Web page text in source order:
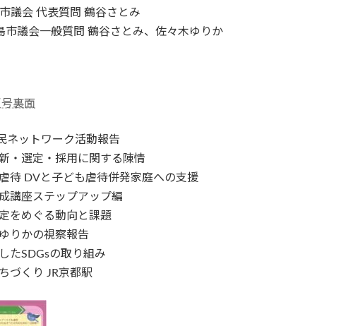
議会 代表質問 鶴谷さとみ
市議会一般質問 鶴谷さとみ、佐々木ゆりか
裏面
ネットワーク活動報告
・選定・採用に関する陳情
待 DVと子ども虐待併発家庭への支援
講座ステップアップ編
をめぐる動向と課題
りかの視察報告
たSDGsの取り組み
づくり JR京都駅